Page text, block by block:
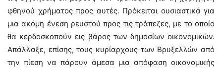
φθηνού χρήματος προς αυτές. Πρόκειται ουσιαστικά για
μια ακόμη ένεση ρευστού προς τις τράπεζες, με το οποίο
θα κερδοσκοπούν εις βάρος των δημοσίων οικονομικών.
Απάλλαξε, επίσης, τους κυρίαρχους των Βρυξελλών από
την πίεση να πάρουν άμεσα μια απόφαση οικονομικής